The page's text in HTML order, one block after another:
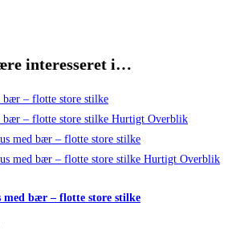
interesseret i…
Hurtigt Overblik
Hurtigt Overblik
med bær – flotte store stilke